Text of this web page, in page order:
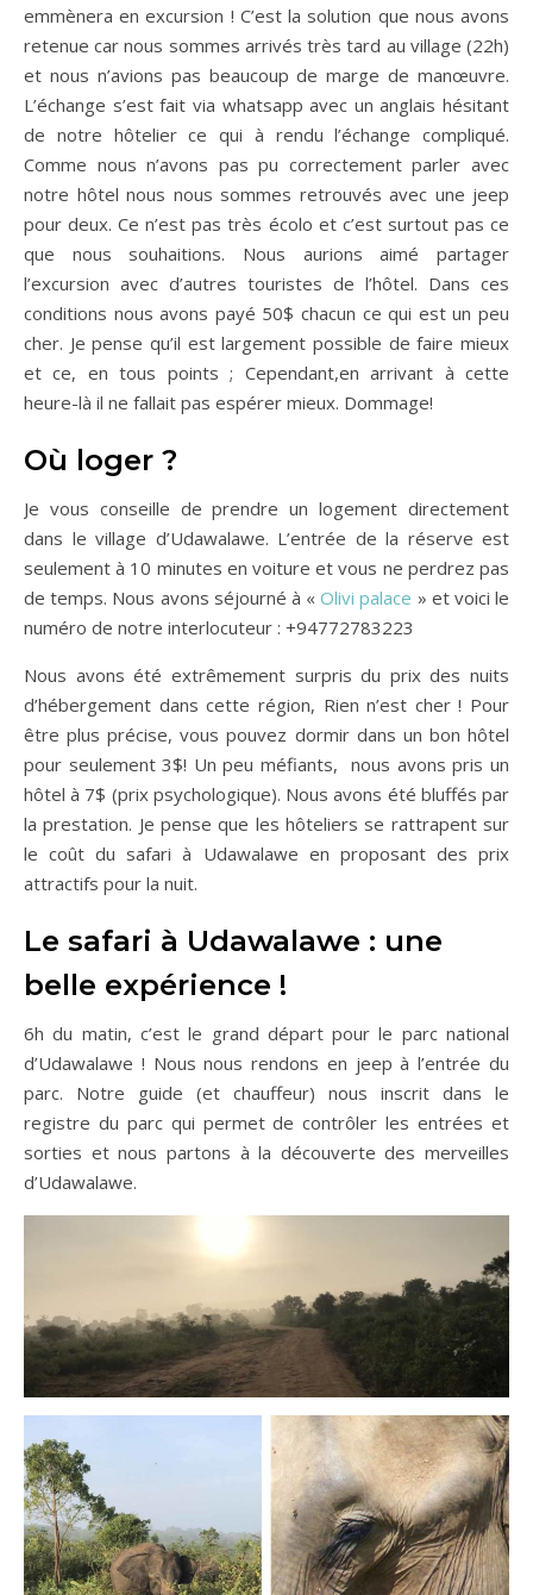
emmènera en excursion ! C’est la solution que nous avons
retenue car nous sommes arrivés très tard au village (22h)
et nous n’avions pas beaucoup de marge de manœuvre.
L’échange s’est fait via whatsapp avec un anglais hésitant
de notre hôtelier ce qui à rendu l’échange compliqué.
Comme nous n’avons pas pu correctement parler avec
notre hôtel nous nous sommes retrouvés avec une jeep
pour deux. Ce n’est pas très écolo et c’est surtout pas ce
que nous souhaitions. Nous aurions aimé partager
l’excursion avec d’autres touristes de l’hôtel. Dans ces
conditions nous avons payé 50$ chacun ce qui est un peu
cher. Je pense qu’il est largement possible de faire mieux
et ce, en tous points ; Cependant,en arrivant à cette
heure-là il ne fallait pas espérer mieux. Dommage!
Où loger ?
Je vous conseille de prendre un logement directement
dans le village d’Udawalawe. L’entrée de la réserve est
seulement à 10 minutes en voiture et vous ne perdrez pas
de temps. Nous avons séjourné à «Olivi palace » et voici le
numéro de notre interlocuteur : +94772783223
Nous avons été extrêmement surpris du prix des nuits
d’hébergement dans cette région, Rien n’est cher ! Pour
être plus précise, vous pouvez dormir dans un bon hôtel
pour seulement 3$! Un peu méfiants, nous avons pris un
hôtel à 7$ (prix psychologique). Nous avons été bluffés par
la prestation. Je pense que les hôteliers se rattrapent sur
le coût du safari à Udawalawe en proposant des prix
attractifs pour la nuit.
Le safari à Udawalawe : une
belle expérience !
6h du matin, c’est le grand départ pour le parc national
d’Udawalawe ! Nous nous rendons en jeep à l’entrée du
parc. Notre guide (et chauffeur) nous inscrit dans le
registre du parc qui permet de contrôler les entrées et
sorties et nous partons à la découverte des merveilles
d’Udawalawe.